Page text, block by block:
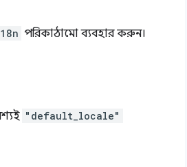
পরিকাঠামো ব্যবহার করুন।
"default_locale"